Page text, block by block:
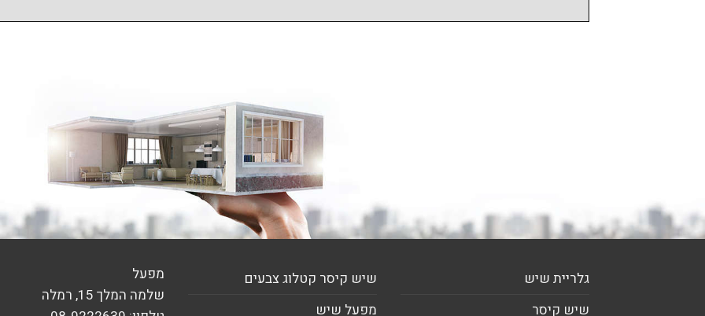
גלריית שיש
שיש קיסר
שיש קיסר קטלוג צבעים
מפעל שיש
מפעל
שלמה המלך 15, רמלה